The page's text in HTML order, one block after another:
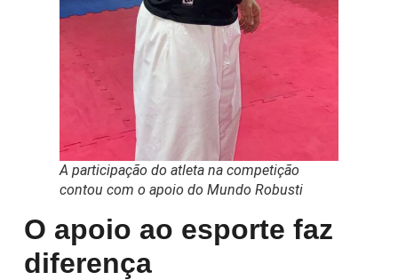
A participação do atleta na competição
contou com o apoio do Mundo Robusti
O apoio ao esporte faz
diferença